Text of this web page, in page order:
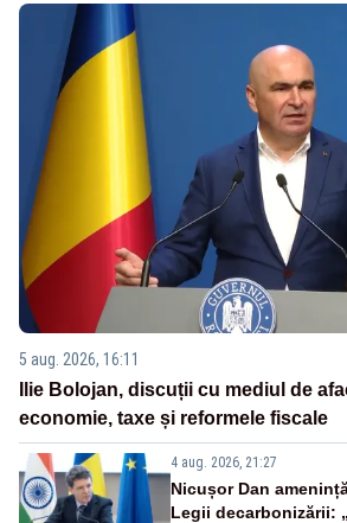
5 aug. 2026, 16:11
Ilie Bolojan, discuții cu mediul de
economie, taxe și reformele fiscale
4 aug. 2026, 21:27
Nicușor Dan
Legii decarbonizării: